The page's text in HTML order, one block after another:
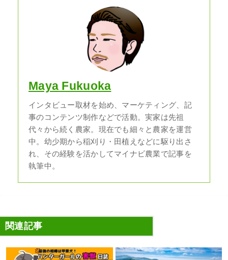
Maya Fukuoka
インタビュー取材を始め、マーケティング、記
事のコンテンツ制作などで活動。実家は先祖
代々から続く農家。現在でも細々と農家を運営
中。幼少期から稲刈り・田植えなどに駆り出さ
れ、その経験を活かしてマイナビ農業で記事を
執筆中。
関連記事